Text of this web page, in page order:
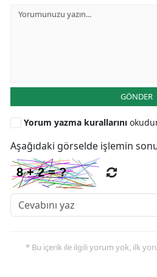
GÖNDER
Yorum yazma kurallarını
Aşağıdaki görselde işlemin
* Bu içerik ile ilgili yorum yok, ilk